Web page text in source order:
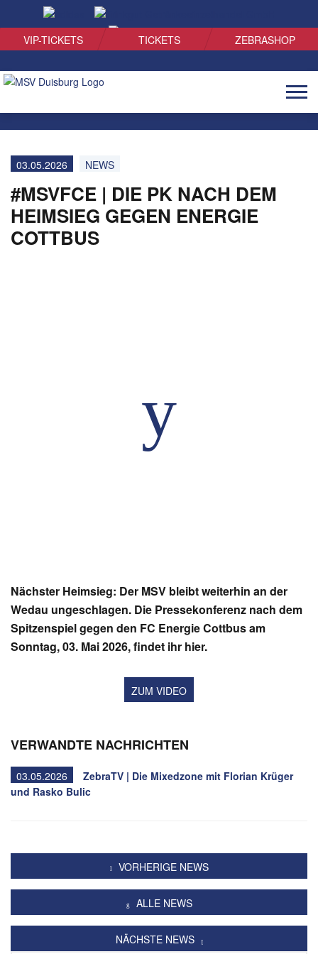
VIP-TICKETS TICKETS ZEBRASHOP
03.05.2026 NEWS
#MSVFCE | DIE PK NACH DEM
HEIMSIEG GEGEN ENERGIE
COTTBUS
Nächster Heimsieg: Der MSV bleibt weiterhin an der
Wedau ungeschlagen. Die Pressekonferenz nach dem
Spitzenspiel gegen den FC Energie Cottbus am
Sonntag, 03. Mai 2026, findet ihr hier.
ZUM VIDEO
VERWANDTE NACHRICHTEN
03.05.2026
ZebraTV | Die Mixedzone mit Florian Krüger
und Rasko Bulic
VORHERIGE NEWS
ALLE NEWS
NÄCHSTE NEWS